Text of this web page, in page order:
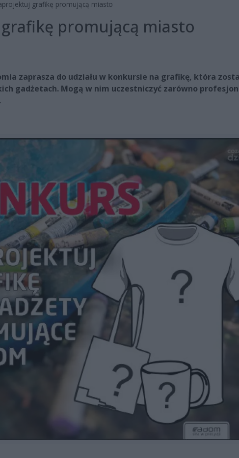
grafikę promującą miasto
promującą miasto
zaprasza do udziału w konkursie na grafikę, która
gadżetach. Mogą w nim uczestniczyć zarówno